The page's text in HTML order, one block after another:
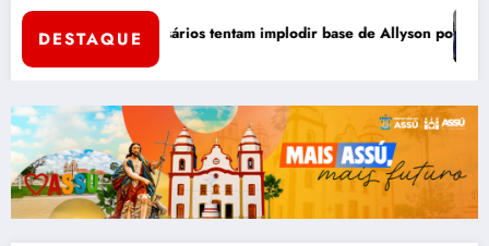
DESTAQUE
Mossoró
bruto: adversários tentam implodir base de Allyson por dentro